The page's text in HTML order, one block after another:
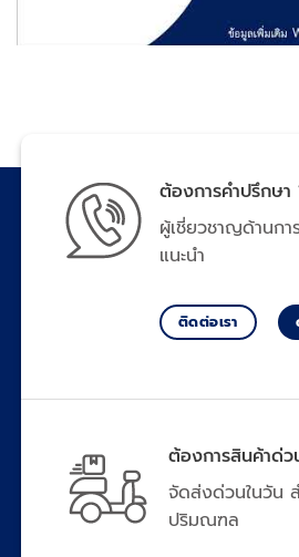
ต้องการคำปรึกษา
ผู้เชี่ยวชาญด้านกา
แนะนำ
ติดต่อเรา
ต้องการสินค้าด่ว
จัดส่งด่วนในวัน
ปริมณฑล